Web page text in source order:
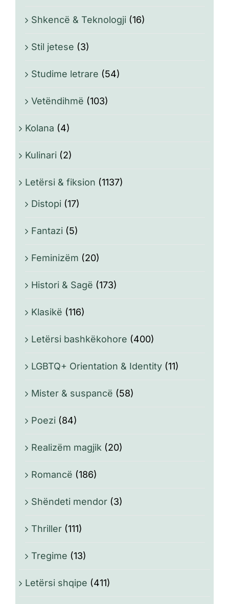
Shkencë & Teknologji (16)
Stil jetese (3)
Studime letrare (54)
Vetëndihmë (103)
Kolana (4)
Kulinari (2)
Letërsi & fiksion (1137)
Distopi (17)
Fantazi (5)
Feminizëm (20)
Histori & Sagë (173)
Klasikë (116)
Letërsi bashkëkohore (400)
LGBTQ+ Orientation & Identity (11)
Mister & suspancë (58)
Poezi (84)
Realizëm magjik (20)
Romancë (186)
Shëndeti mendor (3)
Thriller (111)
Tregime (13)
Letërsi shqipe (411)